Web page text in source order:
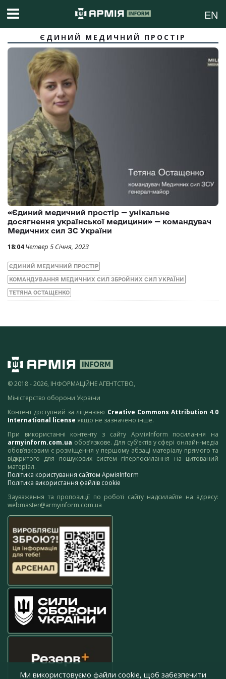
EN
ЄДИНИЙ МЕДИЧНИЙ ПРОСТІР
«Єдиний медичний простір — унікальне
досягнення української медицини» — командувач
Медичних сил ЗС України
18:04 Четвер 5 Січня, 2023
ЄДИНИЙ МЕДИЧНИЙ ПРОСТІР
КОМАНДУВАННЯ МЕДИЧНИХ СИЛ ЗБРОЙНИХ СИЛ УКРАЇНИ
ТЕТЯНА ОСТАЩЕНКО
© 2018 - 2026, ІНФОРМАЦІЙНЕ АГЕНТСТВО,
Міністерство оборони України
Контент доступний за ліцензією Creative Commons Attribution 4.0
International license якщо не зазначено інше.
При використанні контенту з сайту АрміяInform посилання на
armyinform.com.ua обов’язкове. Для суб’єктів у сфері онлайн-медіа
обов’язковим є розміщення у першому абзаці матеріалу прямого та
відкритого для пошукових систем гіперпосилання на цитований
матеріал.
Політика користування сайтом АрміяInform
Політика використання файлів cookie
Зауваження та пропозиції по роботі сайту надсилайте на адресу:
webmaster@armyinform.com.ua
Ми використовуємо файли cookie, щоб забезпечити